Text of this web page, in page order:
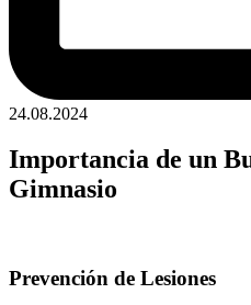
24.08.2024
Importancia de un
Gimnasio
Prevención de Lesiones